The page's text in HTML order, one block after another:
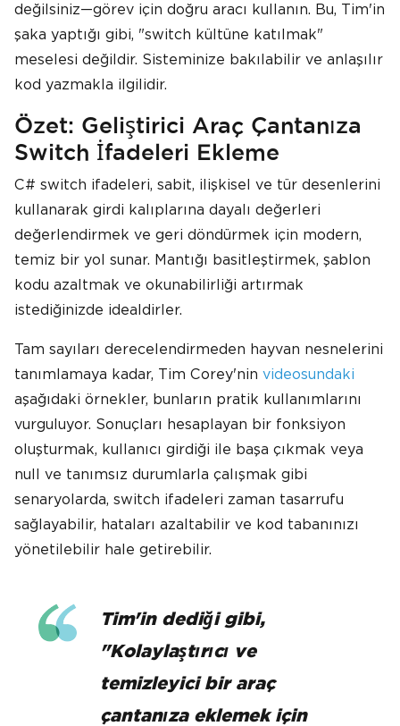
değilsiniz—görev için doğru aracı kullanın. Bu, Tim'in
şaka yaptığı gibi, "switch kültüne katılmak"
meselesi değildir. Sisteminize bakılabilir ve anlaşılır
kod yazmakla ilgilidir.
Özet: Geliştirici Araç Çantanıza
Switch İfadeleri Ekleme
C# switch ifadeleri, sabit, ilişkisel ve tür desenlerini
kullanarak girdi kalıplarına dayalı değerleri
değerlendirmek ve geri döndürmek için modern,
temiz bir yol sunar. Mantığı basitleştirmek, şablon
kodu azaltmak ve okunabilirliği artırmak
istediğinizde idealdirler.
Tam sayıları derecelendirmeden hayvan nesnelerini
tanımlamaya kadar, Tim Corey'nin videosundaki
aşağıdaki örnekler, bunların pratik kullanımlarını
vurguluyor. Sonuçları hesaplayan bir fonksiyon
oluşturmak, kullanıcı girdiği ile başa çıkmak veya
null ve tanımsız durumlarla çalışmak gibi
senaryolarda, switch ifadeleri zaman tasarrufu
sağlayabilir, hataları azaltabilir ve kod tabanınızı
yönetilebilir hale getirebilir.
Tim'in dediği gibi,
"Kolaylaştırıcı ve
temizleyici bir araç
çantanıza eklemek için